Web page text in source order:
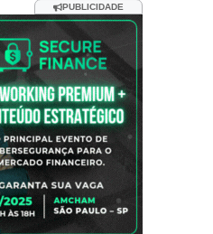
PUBLICIDADE